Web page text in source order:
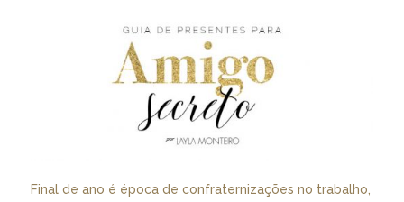
Final de ano é época de confraternizações no trabalho,